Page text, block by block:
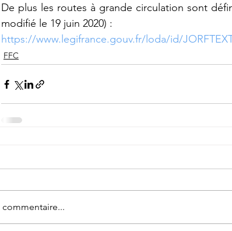
De plus les routes à grande circulation sont
modifié le 19 juin 2020) :
https://www.legifrance.gouv.fr/loda/id/
FFC
commentaire...